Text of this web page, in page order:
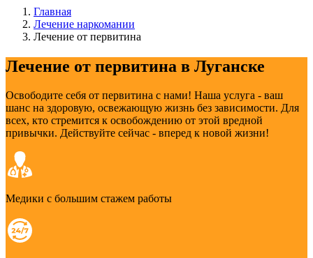
Главная
Лечение наркомании
Лечение от первитина
Лечение от первитина в Луганске
Освободите себя от первитина с нами! Наша услуга - ваш
шанс на здоровую, освежающую жизнь без зависимости. Для
всех, кто стремится к освобождению от этой вредной
привычки. Действуйте сейчас - вперед к новой жизни!
Медики с большим стажем работы